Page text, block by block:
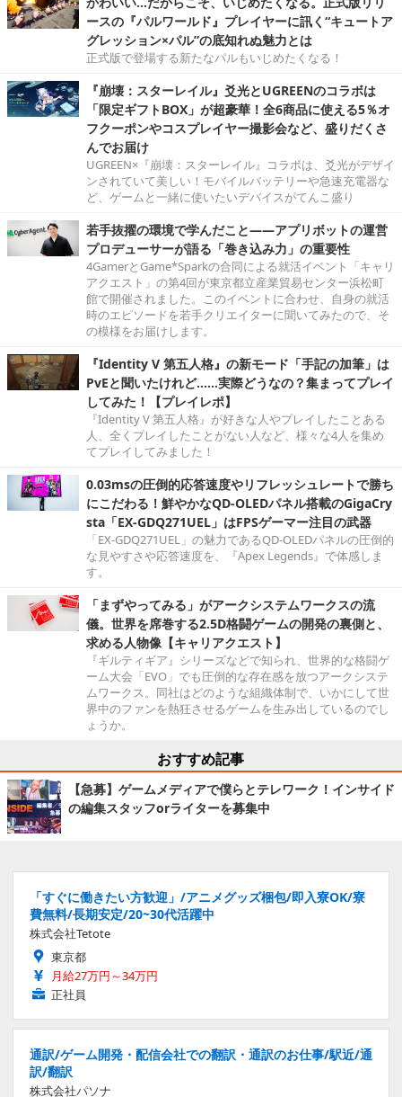
ースの『パルワールド』プレイヤーに訊く“キュートア
グレッション×パル”の底知れぬ魅力とは
正式版で登場する新たなパルもいじめたくなる！
『崩壊：スターレイル』爻光とUGREENのコラボは
「限定ギフトBOX」が超豪華！全6商品に使える5％オ
フクーポンやコスプレイヤー撮影会など、盛りだくさ
んでお届け
UGREEN×『崩壊：スターレイル』コラボは、爻光がデザイ
ンされていて美しい！モバイルバッテリーや急速充電器な
ど、ゲームと一緒に使いたいデバイスがてんこ盛り
若手抜擢の環境で学んだこと――アプリボットの運営
プロデューサーが語る「巻き込み力」の重要性
4GamerとGame*Sparkの合同による就活イベント「キャリ
アクエスト」の第4回が東京都立産業貿易センター浜松町
館で開催されました。このイベントに合わせ、自身の就活
時のエピソードを若手クリエイターに聞いてみたので、そ
の模様をお届けします。
『Identity V 第五人格』の新モード「手記の加筆」は
PvEと聞いたけれど……実際どうなの？集まってプレイ
してみた！【プレイレポ】
『Identity V 第五人格』が好きな人やプレイしたことある
人、全くプレイしたことがない人など、様々な4人を集め
てプレイしてみました！
0.03msの圧倒的応答速度やリフレッシュレートで勝ち
にこだわる！鮮やかなQD-OLEDパネル搭載のGigaCry
sta「EX-GDQ271UEL」はFPSゲーマー注目の武器
「EX-GDQ271UEL」の魅力であるQD-OLEDパネルの圧倒的
な見やすさや応答速度を、『Apex Legends』で体感しま
す。
「まずやってみる」がアークシステムワークスの流
儀。世界を席巻する2.5D格闘ゲームの開発の裏側と、
求める人物像【キャリアクエスト】
『ギルティギア』シリーズなどで知られ、世界的な格闘ゲ
ーム大会「EVO」でも圧倒的な存在感を放つアークシステ
ムワークス。同社はどのような組織体制で、いかにして世
界中のファンを熱狂させるゲームを生み出しているのでし
ょうか。
おすすめ記事
【急募】ゲームメディアで僕らとテレワーク！インサイド
の編集スタッフorライターを募集中
「すぐに働きたい方歓迎」/アニメグッズ梱包/即入寮OK/寮
費無料/長期安定/20~30代活躍中
株式会社Tetote
東京都
月給27万円～34万円
正社員
通訳/ゲーム開発・配信会社での翻訳・通訳のお仕事/駅近/通
訳/翻訳
株式会社パソナ